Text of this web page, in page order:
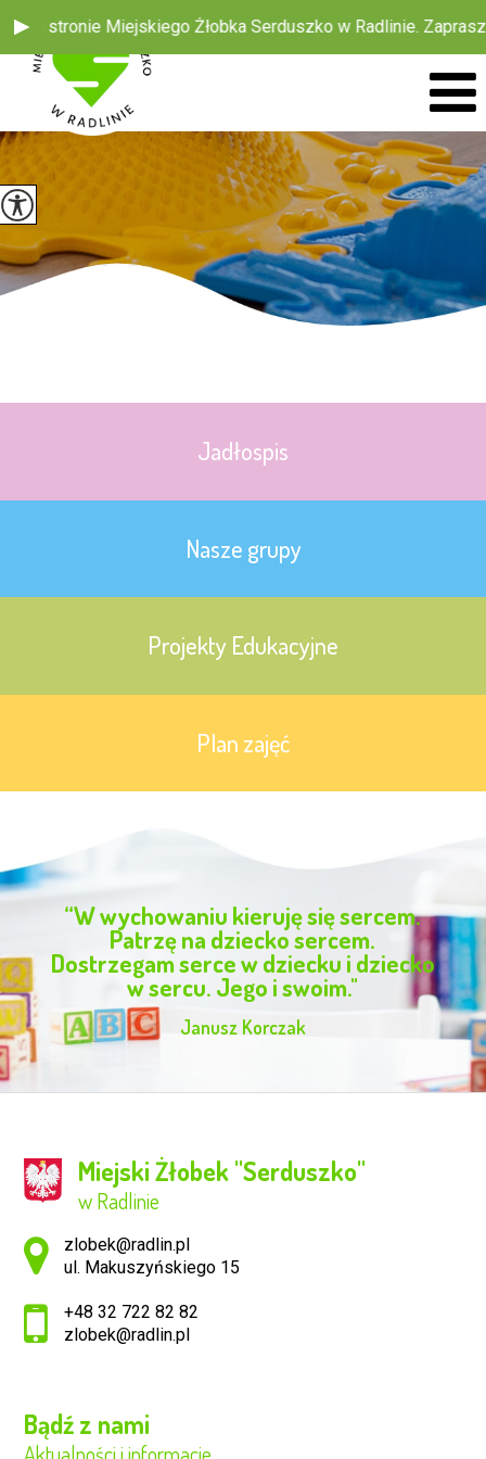
na stronie Miejskiego Żłobka Serduszko w Radlinie.
Jadłospis
Nasze grupy
Projekty Edukacyjne
Plan zajęć
“W wychowaniu kieruję się sercem.
Patrzę na dziecko sercem.
Dostrzegam serce w dziecku i dziecko
w sercu. Jego i swoim."
Janusz Korczak
Miejski Żłobek ''Serduszko''
w Radlinie
Adres pocztowy:
zlobek@radlin.pl
ul. Makuszyńskiego 15
+48 32 722 82 82
zlobek@radlin.pl
Bądź z nami
Aktualności i informacje